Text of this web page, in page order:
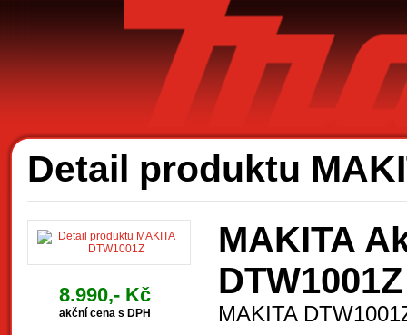
Detail produktu
8.990,- Kč
akční cena s DPH
MAKITA
DTW1001Z
MAKITA